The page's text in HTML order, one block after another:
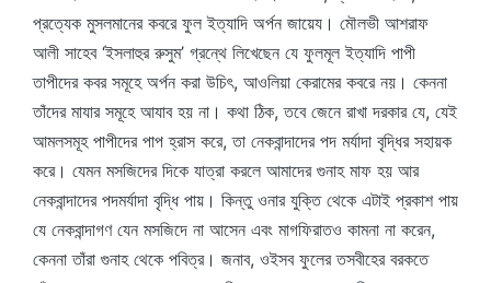
প্রত্যেক মুসলমানের কবরে ফুল ইত্যাদি অর্পন জায়েয। মৌলভী আশরাফ
আলী সাহেব ‘ইসলাহুর রুসুম’ গ্রন্থে লিখেছেন যে ফুলমূল ইত্যাদি পাপী
তাপীদের কবর সমূহে অর্পন করা উচিৎ, আওলিয়া কেরামের কবরে নয়। কেননা
তাঁদের মাযার সমূহে আযাব হয় না। কথা ঠিক, তবে জেনে রাখা দরকার যে, যেই
আমলসমূহ পাপীদের পাপ হ্রাস করে, তা নেকবান্দাদের পদ মর্যাদা বৃদ্ধির সহায়ক
করে। যেমন মসজিদের দিকে যাত্রা করলে আমাদের গুনাহ মাফ হয় আর
নেকবান্দাদের পদমর্যাদা বৃদ্ধি পায়। কিন্তু ওনার যুক্তি থেকে এটাই প্রকাশ পায়
যে নেকবান্দাগণ যেন মসজিদে না আসেন এবং মাগফিরাতও কামনা না করেন,
কেননা তাঁরা গুনাহ থেকে পবিত্র। জনাব, ওইসব ফুলের তসবীহের বরকতে